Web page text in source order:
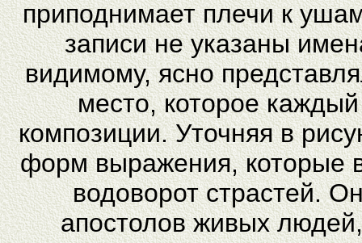
приподнимает плечи к
записи не указаны
видимому, ясно
место, которое
композиции. Уточняя в
форм выражения, которые
водоворот страстей.
апостолов живых